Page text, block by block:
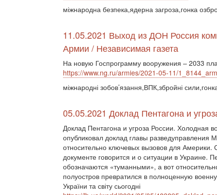
міжнародна безпека,ядерна загроза,гонка
11.05.2021 Выход из ДОН Россия
Армии / Независимая газета
На новую Госпрограмму вооружения – 2033
https://www.ng.ru/armies/2021-05-11/
міжнародні зобов’язання,ВПК,збройні
05.05.2021 Доклад Пентагона и
Доклад Пентагона и угроза России.
опубликовал доклад главы
относительно ключевых вызовов для
документе говорится и о ситуации в Украине.
обозначаются «туманными», а вот
полуостров превратился в полноценную
України та світу сьогодні